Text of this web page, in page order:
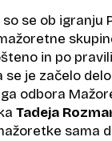
se ob igranju
in po
je začelo
odbora
Tadeja
sama